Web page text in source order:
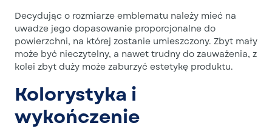
Decydując o rozmiarze emblematu należy mieć na
uwadze jego dopasowanie proporcjonalne do
powierzchni, na której zostanie umieszczony. Zbyt mały
może być nieczytelny, a nawet trudny do zauważenia, z
kolei zbyt duży może zaburzyć estetykę produktu.
Kolorystyka i
wykończenie